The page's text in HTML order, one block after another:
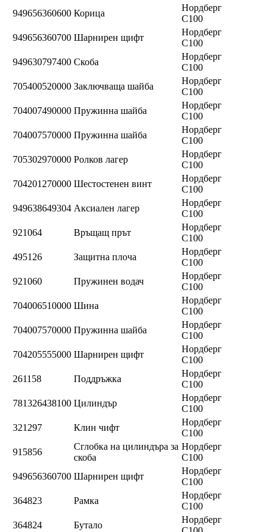
949656360600 Корица
Нордберг
C100
949656360700 Шарнирен щифт
Нордберг
C100
949630797400 Скоба
Нордберг
C100
705400520000 Заключваща шайба
Нордберг
C100
704007490000 Пружинна шайба
Нордберг
C100
704007570000 Пружинна шайба
Нордберг
C100
705302970000 Ролков лагер
Нордберг
C100
704201270000 Шестостенен винт
Нордберг
C100
949638649304 Аксиален лагер
Нордберг
C100
921064
Връщащ прът
Нордберг
C100
495126
Защитна плоча
Нордберг
C100
921060
Пружинен водач
Нордберг
C100
704006510000 Шина
Нордберг
C100
704007570000 Пружинна шайба
Нордберг
C100
704205555000 Шарнирен щифт
Нордберг
C100
261158
Поддръжка
Нордберг
C100
781326438100 Цилиндър
Нордберг
C100
321297
Клин чифт
Нордберг
C100
915856
Сглобка на цилиндъра за
скоба
Нордберг
C100
949656360700 Шарнирен щифт
Нордберг
C100
364823
Рамка
Нордберг
C100
364824
Бутало
Нордберг